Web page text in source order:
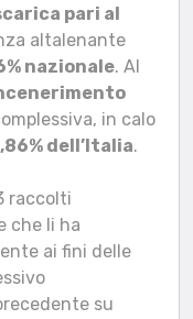
pari al
altalenante
nazionale. Al
in calo
dell’Italia.
raccolti
che li ha
ai fini delle
su